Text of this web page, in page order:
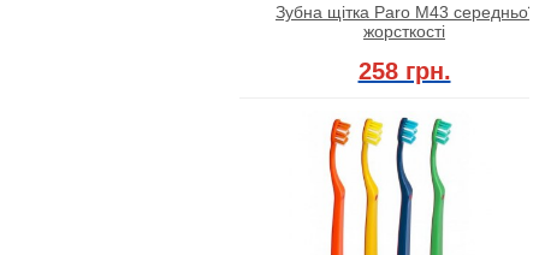
Зубна щітка Paro M43 середньої
жорсткості
258 грн.